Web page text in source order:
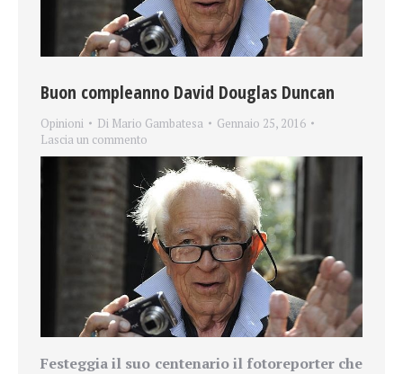
Buon compleanno David Douglas Duncan
Opinioni Di Mario Gambatesa
Gennaio 25, 2016
Lascia un commento
Festeggia il suo centenario il fotoreporter che